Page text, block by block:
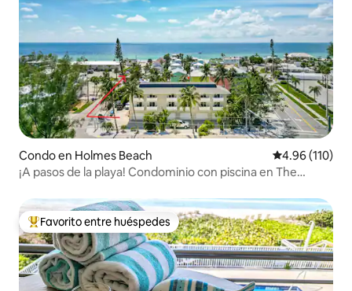
Condo en Holmes Beach Calificación
4.96 (110)
¡A pasos de la playa! Condominio con piscina en The
Favorito entre huéspedes preferido
Favorito entre huéspedes